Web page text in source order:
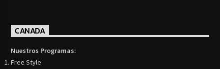
CANADA
Nuestros Programas:
Free Style